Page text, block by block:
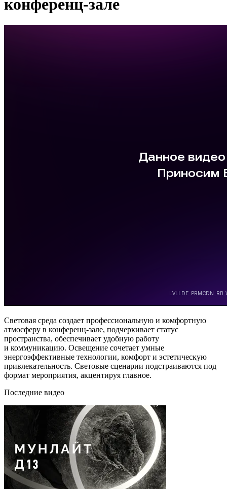
конференц-зале
Световая среда создает профессиональную и комфортную
атмосферу в конференц-зале, подчеркивает статус
пространства, обеспечивает удобную работу
и коммуникацию. Освещение сочетает умные
энергоэффективные технологии, комфорт и эстетическую
привлекательность. Световые сценарии подстраиваются под
формат мероприятия, акцентируя главное.
Последние видео